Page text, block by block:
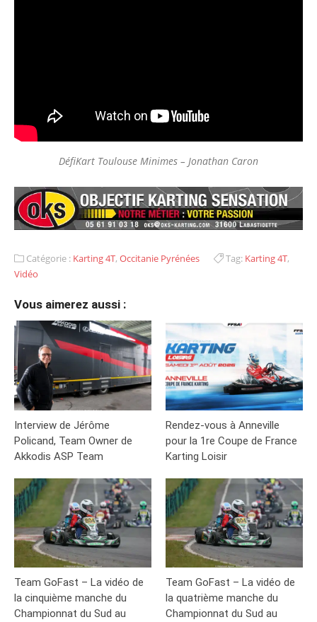
DéfiKart Toulouse Minimes – Jonathan Caron
Catégorie : Karting 4T, Occitanie Pyrénées Tag: Karting 4T,
Vidéo
Vous aimerez aussi :
Interview de Jérôme
Policand, Team Owner de
Akkodis ASP Team
Rendez-vous à Anneville
pour la 1re Coupe de France
Karting Loisir
Team GoFast – La vidéo de
la cinquième manche du
Championnat du Sud au
Team GoFast – La vidéo de
la quatrième manche du
Championnat du Sud au